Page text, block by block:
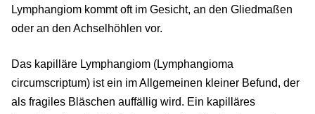
Lymphangiom kommt oft im Gesicht, an den Gliedmaßen
oder an den Achselhöhlen vor.
Das kapilläre Lymphangiom (Lymphangioma
circumscriptum) ist ein im Allgemeinen kleiner Befund, der
als fragiles Bläschen auffällig wird. Ein kapilläres